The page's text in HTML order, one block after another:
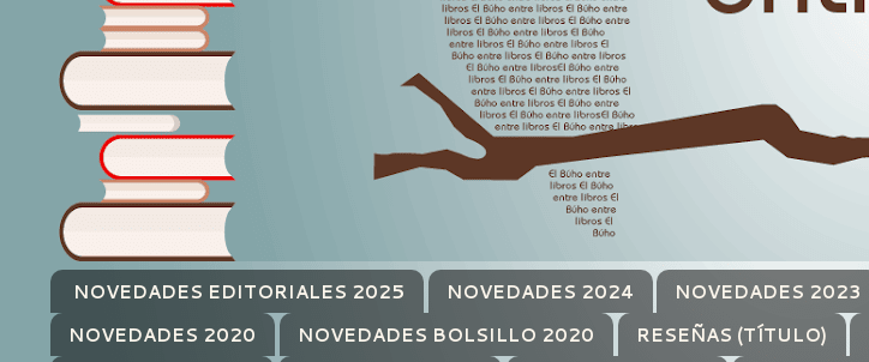
NOVEDADES EDITORIALES 2025 NOVEDADES 2024 NOVEDADES 2023
NOVEDADES 2020
NOVEDADES BOLSILLO 2020 RESEÑAS (TÍTULO)